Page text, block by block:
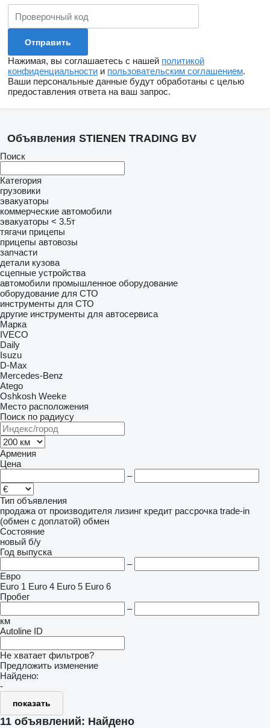
Нажимая, вы соглашаетесь с нашей политикой
конфиденциальности и пользовательским соглашением.
Ваши персональные данные будут обработаны с целью
предоставления ответа на ваш запрос.
Объявления STIENEN TRADING BV
Поиск
Категория
грузовики
эвакуаторы
коммерческие автомобили
эвакуаторы < 3.5т
тягачи прицепы
прицепы автовозы
запчасти
детали кузова
сцепные устройства
автомобили промышленное оборудование
оборудование для СТО
инструменты для СТО
другие инструменты для автосервиса
Марка
IVECO
Daily
Isuzu
D-Max
Mercedes-Benz
Atego
Oshkosh Weeke
Место расположения
Поиск по радиусу
Армения
Цена
–
Тип объявления
продажа от производителя лизинг кредит рассрочка trade-in
(обмен с доплатой) обмен
Состояние
новый б/у
Год выпуска
–
Евро
Euro 1 Euro 4 Euro 5 Euro 6
Пробег
–
км
Autoline ID
Не хватает фильтров?
Предложить изменение
Найдено:
-
показать
11 объявлений: Найдено